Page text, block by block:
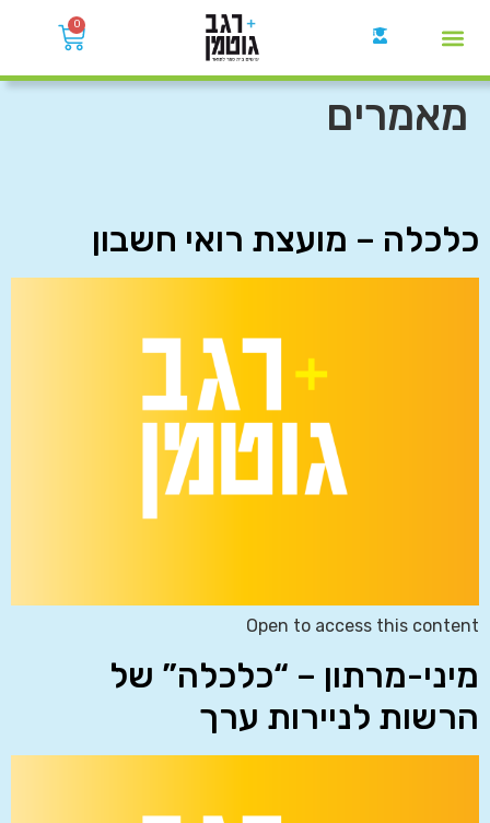
0
מאמרים
כלכלה – מועצת רואי חשבון
Open to access this content
מיני-מרתון – “כלכלה” של
הרשות לניירות ערך